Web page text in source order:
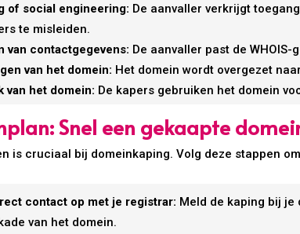
of social engineering: De aanvaller verkrijgt
te misleiden.
van contactgegevens: De aanvaller past de
van het domein: Het domein wordt overgezet
van het domein: De kapers gebruiken het domein
Snel een gekaapte
is cruciaal bij domeinkaping. Volg deze stappen
contact op met je registrar: Meld de kaping bij je
van het domein.